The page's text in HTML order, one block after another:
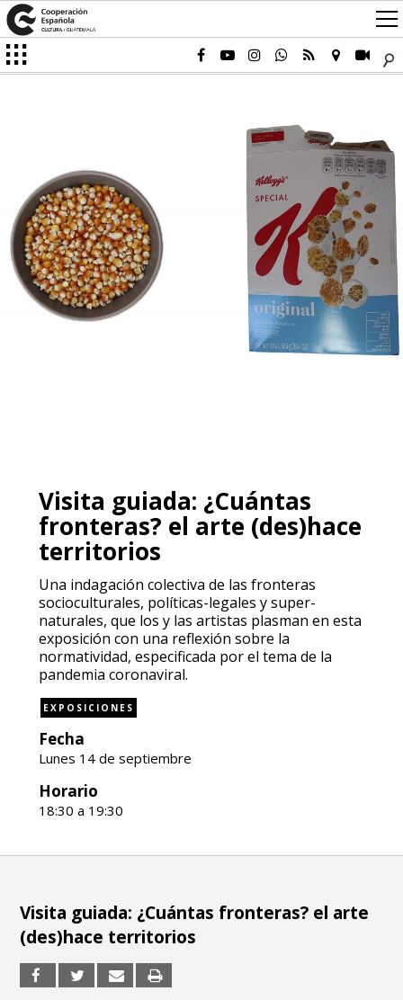
Visita guiada: ¿Cuántas
fronteras? el arte (des)hace
territorios
Una indagación colectiva de las fronteras
socioculturales, políticas-legales y super-
naturales, que los y las artistas plasman en esta
exposición con una reflexión sobre la
normatividad, especificada por el tema de la
pandemia coronaviral.
EXPOSICIONES
Fecha
Lunes 14 de septiembre
Horario
18:30 a 19:30
Visita guiada: ¿Cuántas fronteras? el arte
(des)hace territorios